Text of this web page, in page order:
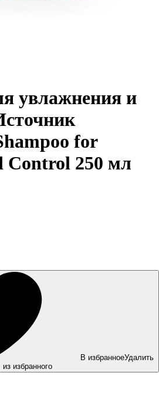
увлажнения и
for
Control 250 мл
В избранноеУдалить
из избранного